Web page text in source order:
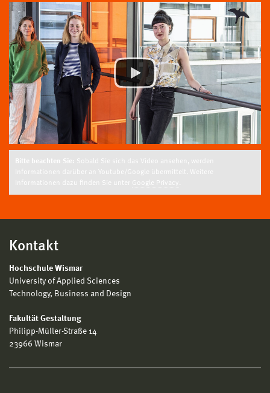
Bitte beachten Sie: Sobald Sie sich das Video ansehen, werden
Informationen darüber an Youtube/Google übermittelt. Weitere
Informationen dazu finden Sie unter Google Privacy
Kontakt
Hochschule Wismar
University of Applied Sciences
Technology, Business and Design
Fakultät Gestaltung
Philipp-Müller-Straße 14
23966 Wismar